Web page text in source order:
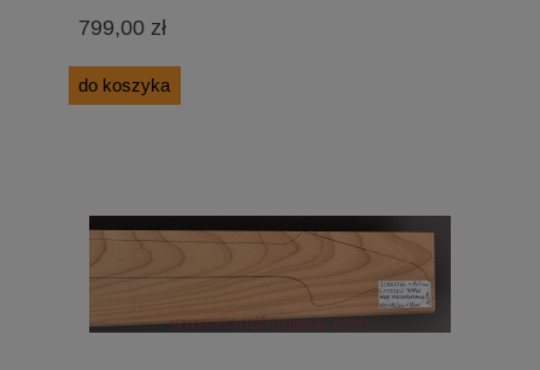
799,00 zł
do koszyka